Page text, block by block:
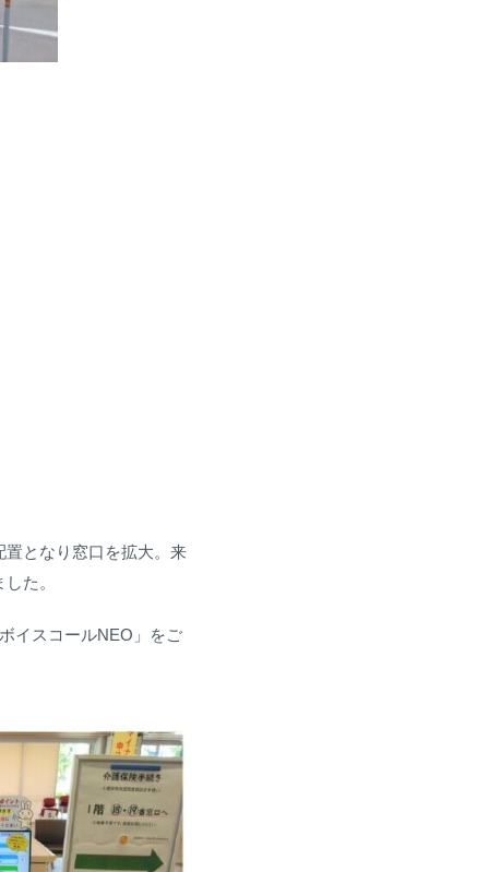
となり窓口を拡大。来
た。
イスコールNEO」をご